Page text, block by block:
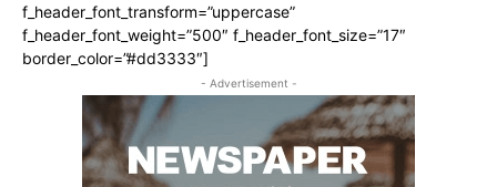
f_header_font_transform=”uppercase”
f_header_font_weight=”500″ f_header_font_size=”17″
border_color=”#dd3333″]
- Advertisement -